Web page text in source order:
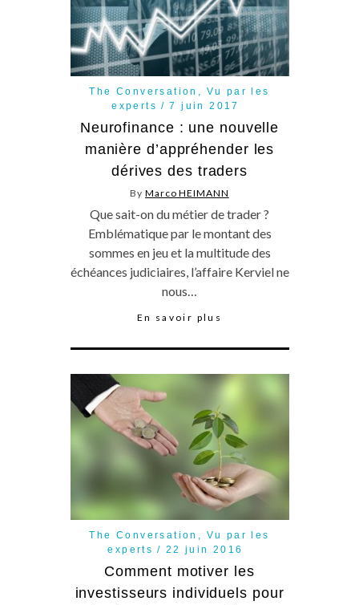
The Conversation
Vu par les
experts
7 juin 2017
Neurofinance : une nouvelle
manière d’appréhender les
dérives des traders
By Marco HEIMANN
Que sait-on du métier de trader ?
Emblématique par le montant des
sommes en jeu et la multitude des
échéances judiciaires, l’affaire Kerviel ne
nous…
En savoir plus
The Conversation
Vu par les
experts
22 juin 2016
Comment motiver les
investisseurs individuels pour